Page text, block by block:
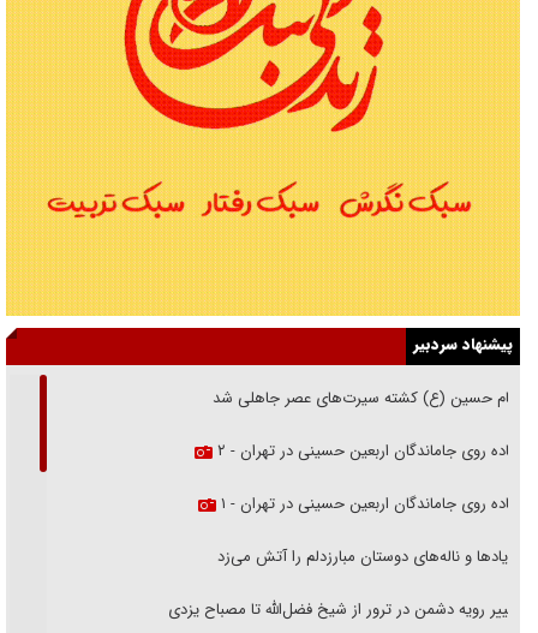
پیشنهاد سردبیر
امام حسین (ع) کشته سیرت‌های عصر جاهلی شد
پیاده روی جاماندگان اربعین حسینی در تهران - ۲
پیاده روی جاماندگان اربعین حسینی در تهران - ۱
فریاد‌ها و ناله‌های دوستان مبارزدلم را آتش می‌زد
تغییر رویه دشمن در ترور از شیخ فضل‌الله تا مصباح یزدی